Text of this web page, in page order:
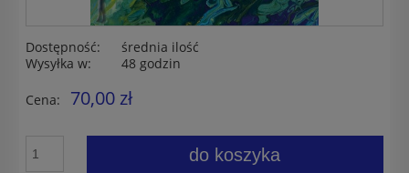
Dostępność:
średnia ilość
Wysyłka w:
48 godzin
Cena: 70,00 zł
do koszyka